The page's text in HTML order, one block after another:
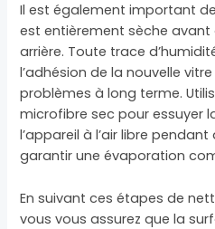
Il est également important
est entièrement sèche avant
arrière. Toute trace
l’adhésion de la nouvelle
problèmes à long terme.
microfibre sec pour essuyer
l’appareil à l’air libre
garantir une évaporation
En suivant ces étapes de
vous vous assurez que la